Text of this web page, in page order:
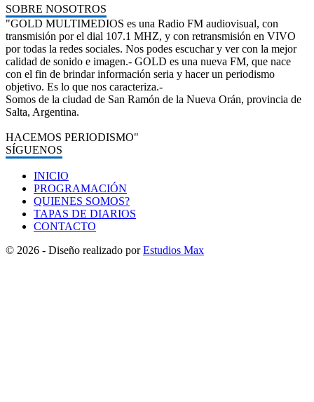
SOBRE NOSOTROS
"GOLD MULTIMEDIOS es una Radio FM audiovisual, con
transmisión por el dial 107.1 MHZ, y con retransmisión en VIVO
por todas la redes sociales. Nos podes escuchar y ver con la mejor
calidad de sonido e imagen.- GOLD es una nueva FM, que nace
con el fin de brindar información seria y hacer un periodismo
objetivo. Es lo que nos caracteriza.-
Somos de la ciudad de San Ramón de la Nueva Orán, provincia de
Salta, Argentina.
HACEMOS PERIODISMO"
SÍGUENOS
INICIO
PROGRAMACIÓN
QUIENES SOMOS?
TAPAS DE DIARIOS
CONTACTO
© 2026 - Diseño realizado porEstudios Max